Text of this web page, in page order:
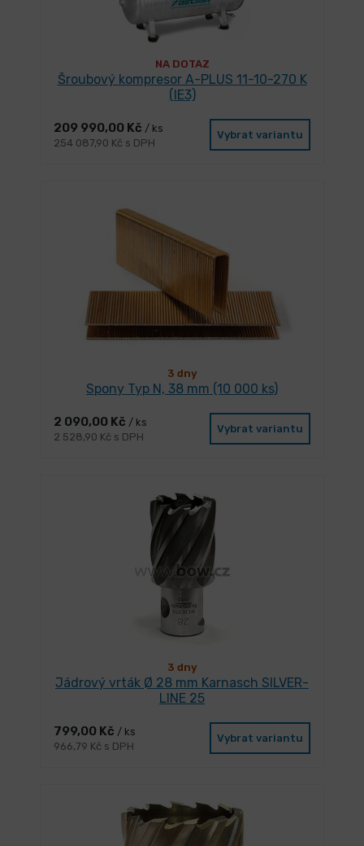
NA DOTAZ
Šroubový kompresor A-PLUS 11-10-270 K
(IE3)
209 990,00 Kč / ks
254 087,90 Kč s DPH
Vybrat variantu
3 dny
Spony Typ N, 38 mm (10 000 ks)
2 090,00 Kč / ks
2 528,90 Kč s DPH
Vybrat variantu
3 dny
Jádrový vrták Ø 28 mm Karnasch SILVER-
LINE 25
799,00 Kč / ks
966,79 Kč s DPH
Vybrat variantu